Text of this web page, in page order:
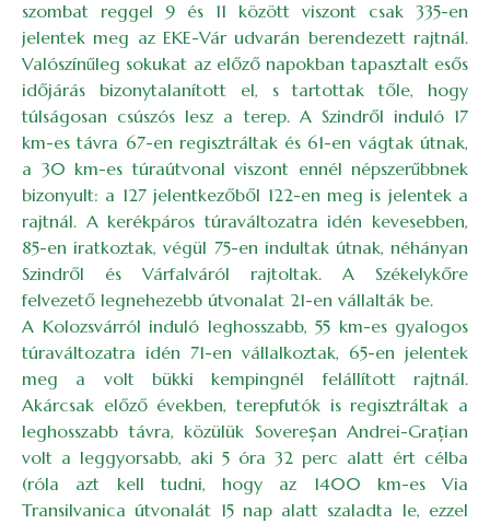
szombat reggel 9 és 11 között viszont csak 335-en
jelentek meg az EKE-Vár udvarán berendezett rajtnál.
Valószínűleg sokukat az előző napokban tapasztalt esős
időjárás bizonytalanított el, s tartottak tőle, hogy
túlságosan csúszós lesz a terep. A Szindről induló 17
km-es távra 67-en regisztráltak és 61-en vágtak útnak,
a 30 km-es túraútvonal viszont ennél népszerűbbnek
bizonyult: a 127 jelentkezőből 122-en meg is jelentek a
rajtnál. A kerékpáros túraváltozatra idén kevesebben,
85-en iratkoztak, végül 75-en indultak útnak, néhányan
Szindről és Várfalváról rajtoltak. A Székelykőre
felvezető legnehezebb útvonalat 21-en vállalták be.
A Kolozsvárról induló leghosszabb, 55 km-es gyalogos
túraváltozatra idén 71-en vállalkoztak, 65-en jelentek
meg a volt bükki kempingnél felállított rajtnál.
Akárcsak előző években, terepfutók is regisztráltak a
leghosszabb távra, közülük Sovereșan Andrei-Grațian
volt a leggyorsabb, aki 5 óra 32 perc alatt ért célba
(róla azt kell tudni, hogy az 1400 km-es Via
Transilvanica útvonalát 15 nap alatt szaladta le, ezzel